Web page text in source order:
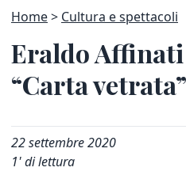
Home Cultura e spettacoli
Eraldo
“Carta vetrata”
22 settembre 2020
1' di lettura